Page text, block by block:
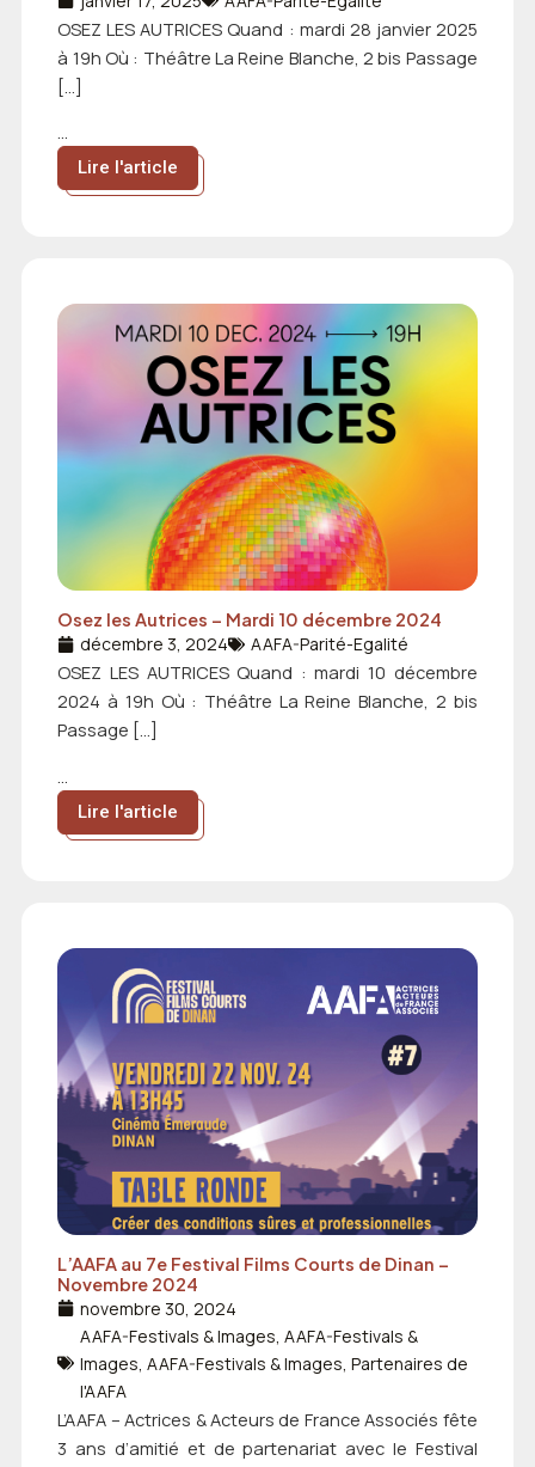
OSEZ LES AUTRICES Quand : mardi 28 janvier 2025
à 19h Où : Théâtre La Reine Blanche, 2 bis Passage
[…]
...
Lire l'article
Osez les Autrices – Mardi 10 décembre 2024
décembre 3, 2024 AAFA-Parité-Egalité
OSEZ LES AUTRICES Quand : mardi 10 décembre
2024 à 19h Où : Théâtre La Reine Blanche, 2 bis
Passage […]
Lire l'article
L’AAFA au 7e Festival Films Courts de Dinan –
Novembre 2024
novembre 30, 2024
AAFA-Festivals & Images ,AAFA-Festivals &
Images ,AAFA-Festivals & Images ,Partenaires de
l'AAFA
L’AAFA – Actrices & Acteurs de France Associés fête
3 ans d’amitié et de partenariat avec le Festival